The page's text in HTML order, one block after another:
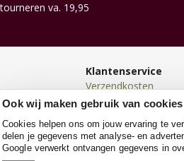
va. 19,95
Klantenservice
Verzendkosten
Bezorgen
Betalen
Retourneren
Ook wij maken gebruik van cookies
Cookies helpen ons om jouw ervaring te
delen je gegevens met analyse- en
Google verwerkt ontvangen gegevens in